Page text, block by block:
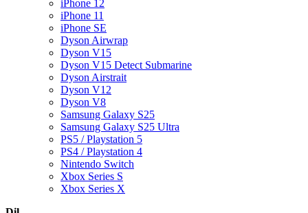
iPhone 12
iPhone 11
iPhone SE
Dyson Airwrap
Dyson V15
Dyson V15 Detect Submarine
Dyson Airstrait
Dyson V12
Dyson V8
Samsung Galaxy S25
Samsung Galaxy S25 Ultra
PS5 / Playstation 5
PS4 / Playstation 4
Nintendo Switch
Xbox Series S
Xbox Series X